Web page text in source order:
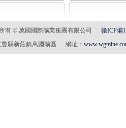
所有 © 萬國國際礦業集團有限公司 贛ICP備
豐縣新莊鎮萬國礦區 網址：